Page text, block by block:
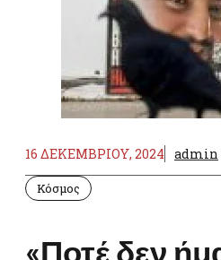
16 ΔΕΚΕΜΒΡΊΟΥ, 2024 admin
Κόσμος
«Ποτέ δεν